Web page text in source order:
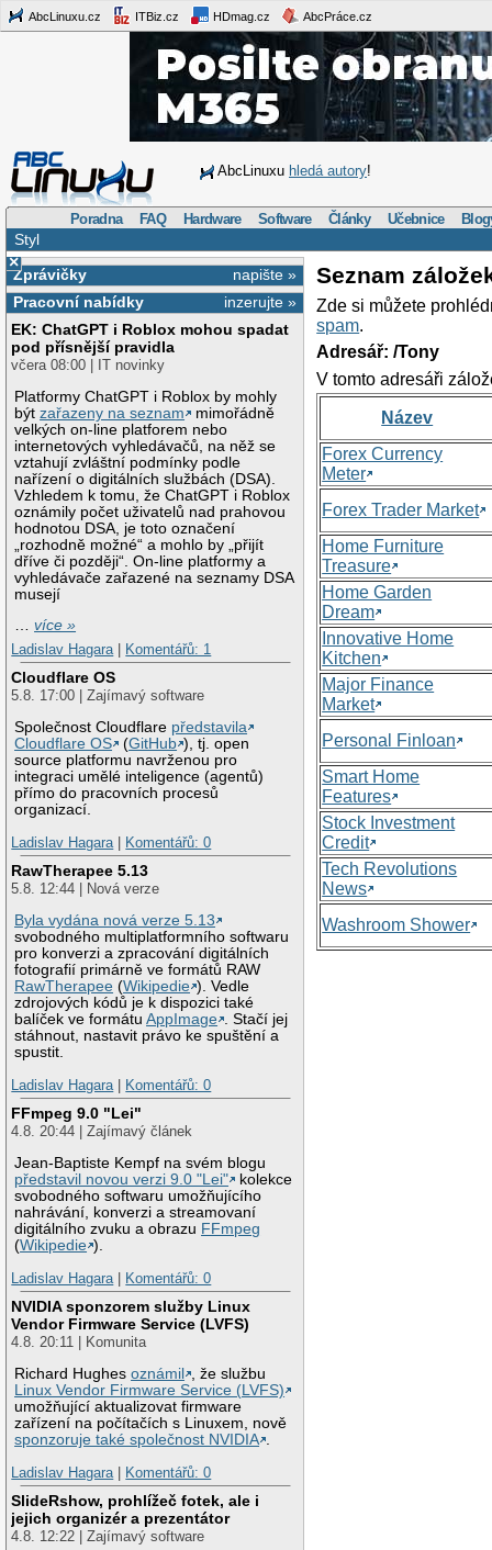
AbcLinuxu.cz ITBiz.cz HDmag.cz AbcPráce.cz
AbcLinuxu hledá autory!
Poradna FAQ Hardware Software Články Učebnice
Styl
×
napište »
Zprávičky
inzerujte »
Pracovní nabídky
EK: ChatGPT i Roblox mohou spadat
pod přísnější pravidla
včera 08:00 | IT novinky
Platformy ChatGPT i Roblox by mohly
býtzařazeny na seznam
mimořádně
velkých on-line platforem nebo
internetových vyhledávačů, na něž se
vztahují zvláštní podmínky podle
nařízení o digitálních službách (DSA).
Vzhledem k tomu, že ChatGPT i Roblox
oznámily počet uživatelů nad prahovou
hodnotou DSA, je toto označení
„rozhodně možné“ a mohlo by „přijít
dříve či později“. On-line platformy a
vyhledávače zařazené na seznamy DSA
musejí
…více »
Ladislav Hagara
Komentářů: 1
Cloudflare OS
5.8. 17:00 | Zajímavý software
Společnost Cloudflare představila
Cloudflare OS
(GitHub ), tj. open
source platformu navrženou pro
integraci umělé inteligence (agentů)
přímo do pracovních procesů
organizací.
Ladislav Hagara
Komentářů: 0
RawTherapee 5.13
5.8. 12:44 | Nová verze
Byla vydána nová verze 5.13
svobodného multiplatformního softwaru
pro konverzi a zpracování digitálních
fotografií primárně ve formátů RAW
RawTherapee (Wikipedie ). Vedle
zdrojových kódů je k dispozici také
balíček ve formátuAppImage . Stačí jej
stáhnout, nastavit právo ke spuštění a
spustit.
Ladislav Hagara
Komentářů: 0
FFmpeg 9.0 "Lei"
4.8. 20:44 | Zajímavý článek
Jean-Baptiste Kempf na svém blogu
představil novou verzi 9.0 "Lei"
kolekce
svobodného softwaru umožňujícího
nahrávání, konverzi a streamovaní
digitálního zvuku a obrazu FFmpeg
(Wikipedie ).
Ladislav Hagara
Komentářů: 0
NVIDIA sponzorem služby Linux
Vendor Firmware Service (LVFS)
4.8. 20:11 | Komunita
Richard Hughesoznámil
, že službu
Linux Vendor Firmware Service (LVFS)
umožňující aktualizovat firmware
zařízení na počítačích s Linuxem, nově
sponzoruje také společnost NVIDIA .
Ladislav Hagara | Komentářů: 0
SlideRshow, prohlížeč fotek, ale i
jejich organizér a prezentátor
4.8. 12:22 | Zajímavý software
Seznam
Zde si můžete
spam.
Adresář: /Tony
V tomto adresáři
Název
Forex Currency
Meter
Forex Trader Market
Home Furniture
Treasure
Home Garden
Dream
Innovative Home
Kitchen
Major Finance
Market
Personal Finloan
Smart Home
Features
Stock Investment
Credit
Tech Revolutions
News
Washroom Shower